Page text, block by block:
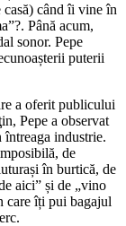
casă) când îi vine în
Până acum,
sonor. Pepe
puterii
a oferit publicului
Pepe a observat
industrie.
de
în burtică, de
aici” și de „vino
care îți pui bagajul